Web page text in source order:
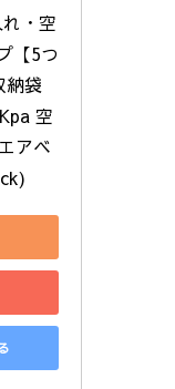
・空
【5つ
納袋
空
アベ